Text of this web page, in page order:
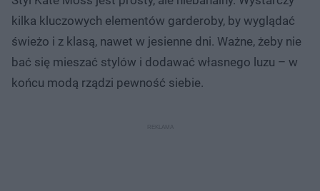
kilka kluczowych elementów garderoby, by wyglądać
świeżo i z klasą, nawet w jesienne dni. Ważne, żeby nie
bać się mieszać stylów i dodawać własnego luzu – w
końcu modą rządzi pewność siebie.